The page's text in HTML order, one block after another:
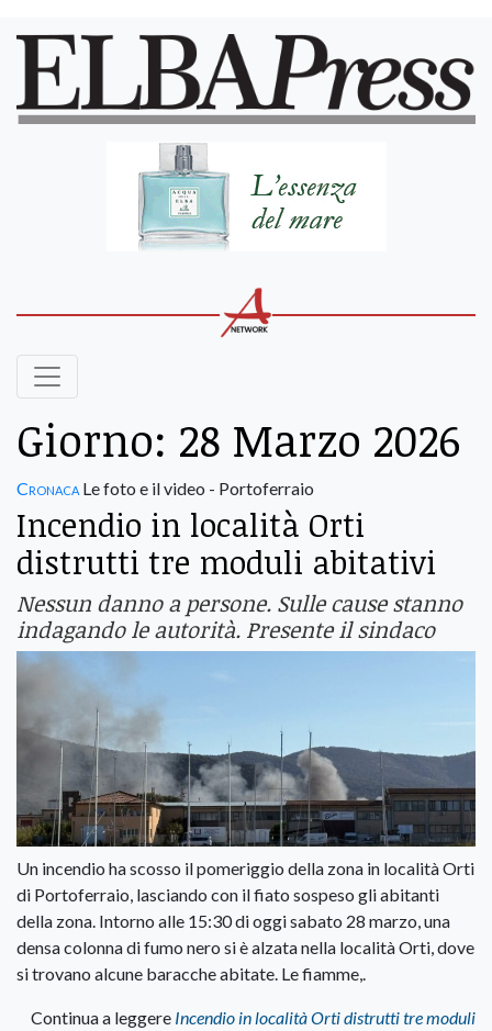
Giorno: 28 Marzo 2026
Cronaca Le foto e il video - Portoferraio
Incendio in località Orti
distrutti tre moduli abitativi
Nessun danno a persone. Sulle cause stanno
indagando le autorità. Presente il sindaco
Un incendio ha scosso il pomeriggio della zona in località Orti
di Portoferraio, lasciando con il fiato sospeso gli abitanti
della zona. Intorno alle 15:30 di oggi sabato 28 marzo, una
densa colonna di fumo nero si è alzata nella località Orti, dove
si trovano alcune baracche abitate. Le fiamme,.
Continua a leggere Incendio in località Orti distrutti tre moduli